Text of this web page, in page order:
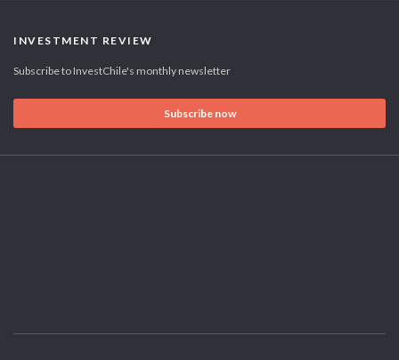
INVESTMENT REVIEW
Subscribe to InvestChile's monthly newsletter
Subscribe now